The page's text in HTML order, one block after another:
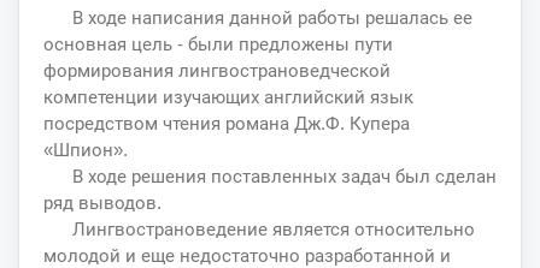
В ходе написания данной работы решалась ее
основная цель - были предложены пути
формирования лингвострановедческой
компетенции изучающих английский язык
посредством чтения романа Дж.Ф. Купера
«Шпион».
В ходе решения поставленных задач был сделан
ряд выводов.
Лингвострановедение является относительно
молодой и еще недостаточно разработанной и